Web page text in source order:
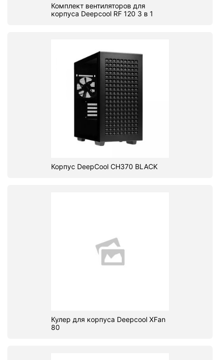
Комплект вентиляторов для
корпуса Deepcool RF 120 3 в 1
Корпус DeepCool CH370 BLACK
Кулер для корпуса Deepcool XFan
80